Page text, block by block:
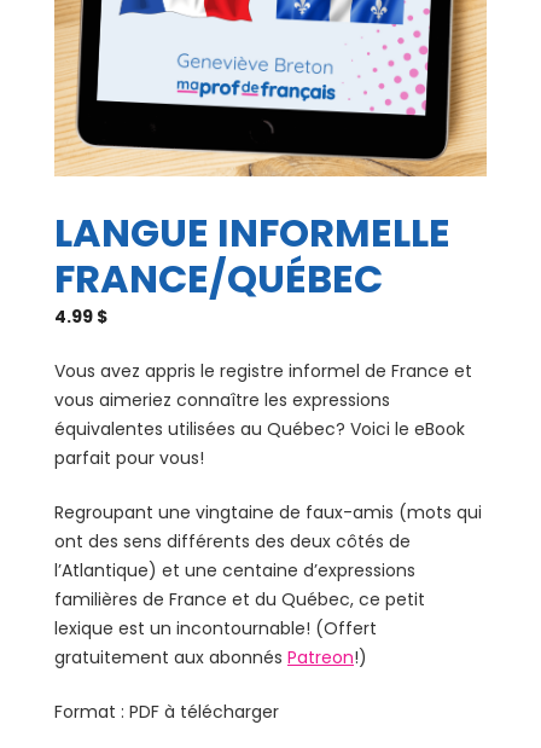
LANGUE INFORMELLE
FRANCE/QUÉBEC
4.99 $
Vous avez appris le registre informel de France et
vous aimeriez connaître les expressions
équivalentes utilisées au Québec? Voici le eBook
parfait pour vous!
Regroupant une vingtaine de faux-amis (mots qui
ont des sens différents des deux côtés de
l’Atlantique) et une centaine d’expressions
familières de France et du Québec, ce petit
lexique est un incontournable! (Offert
gratuitement aux abonnés Patreon!)
Format : PDF à télécharger